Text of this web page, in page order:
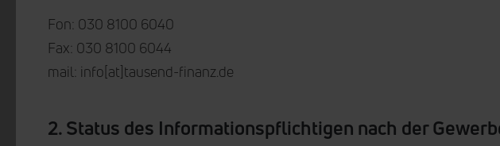
Fon: 030 8100 6040
Fax: 030 8100 6044
mail: info[at]tausend-finanz.de
2. Status des Informationspflichtigen nach der